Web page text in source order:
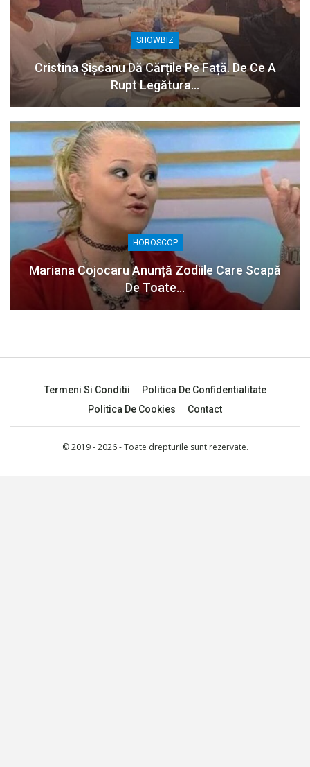
SHOWBIZ
Cristina Șișcanu Dă Cărțile Pe Față. De Ce A
Rupt Legătura…
HOROSCOP
Mariana Cojocaru Anunță Zodiile Care Scapă
De Toate…
Termeni Si Conditii
Politica De Confidentialitate
Politica De Cookies
Contact
© 2019 - 2026 - Toate drepturile sunt rezervate.